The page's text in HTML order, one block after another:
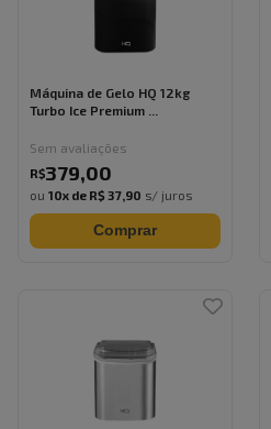
Máquina de Gelo HQ 12kg
Turbo Ice Premium ...
Sem avaliações
R$379,00
ou 10x de R$ 37,90 s/ juros
Comprar